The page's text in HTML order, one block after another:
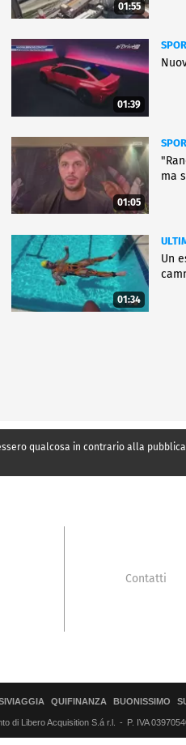
01:55
01:39
01:05
ma
01:34
Un
qualcosa in contrario alla
Contatti
QUIFINANZA BUONISSIMO
di Libero Acquisition S.á r.l. P. IVA